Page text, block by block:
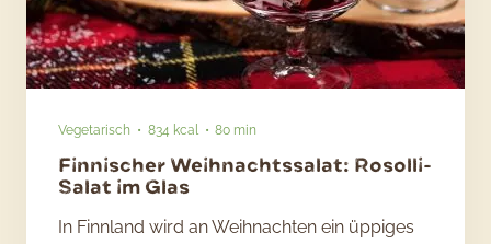
Vegetarisch 834 kcal 80 min
Finnischer Weihnachtssalat: Rosolli-
Salat im Glas
In Finnland wird an Weihnachten ein üppiges